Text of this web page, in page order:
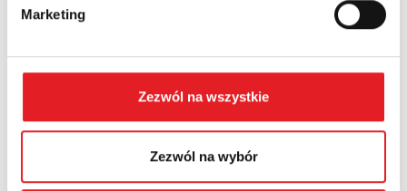
Marketing
Zezwól na wszystkie
Zezwól na wybór
I consent to the processing of my personal data by
personal data in thePrivacy Policy*
*